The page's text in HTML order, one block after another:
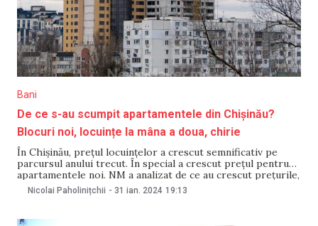
Bani
De ce s-au scumpit apartamentele din Chișinău?
Blocuri noi, locuințe la mâna a doua, chirie
În Chișinău, prețul locuințelor a crescut semnificativ pe
parcursul anului trecut. În special a crescut prețul pentru
apartamentele noi. NM a analizat de ce au crescut prețurile,
ce au cu asta depozitele, chiria și diaspora și ce se va
întâmpla în continuare cu prețurile apartamentelor. Cât de
Nicolai Paholinițchii - 31 ian. 2024 19:13